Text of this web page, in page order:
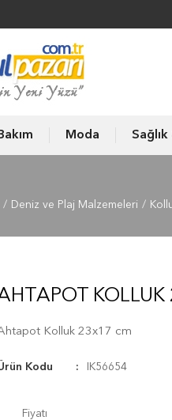
Moda
Deniz ve Plaj Malzemeleri
Kolluk 23x17 cm
Kodu IK56654
Fiyatı